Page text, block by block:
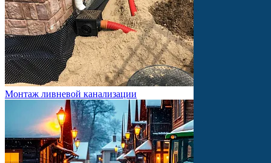
Монтаж ливневой канализации